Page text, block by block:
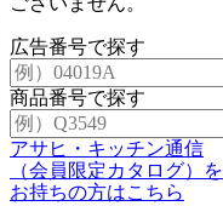
広告番号で探す
商品番号で探す
アサヒ・キッチン通信
（会員限定カタログ）を
お持ちの方はこちら